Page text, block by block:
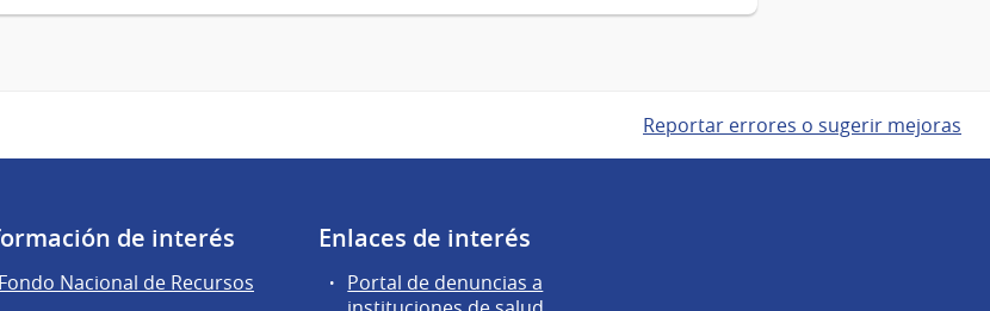
Reportar errores o sugerir mejoras
de interés
Fondo Nacional de Recursos
Enlaces de interés
Portal de denuncias a